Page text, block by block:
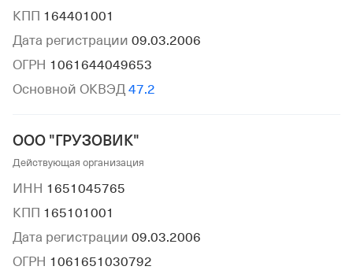
КПП 164401001
Дата регистрации 09.03.2006
ОГРН 1061644049653
Основной ОКВЭД 47.2
ООО "ГРУЗОВИК"
Действующая организация
ИНН 1651045765
КПП 165101001
Дата регистрации 09.03.2006
ОГРН 1061651030792